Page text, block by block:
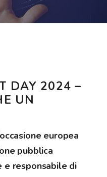
DAY 2024 –
UN
europea
pubblica
e responsabile di